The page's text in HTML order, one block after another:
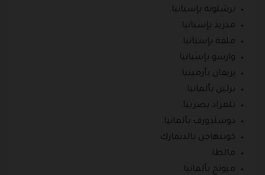
برشلونة بإسبانيا.
مدريد بإسبانيا.
ملقة بإسبانيا.
وارسو بإسبانيا.
يريفان بأرمينيا.
برلين بألمانيا.
بلغراد بصربيا.
دوسلدورف بألمانيا.
كوبنهاجن بالدنمارك.
مالطا.
ميونخ بألمانيا.